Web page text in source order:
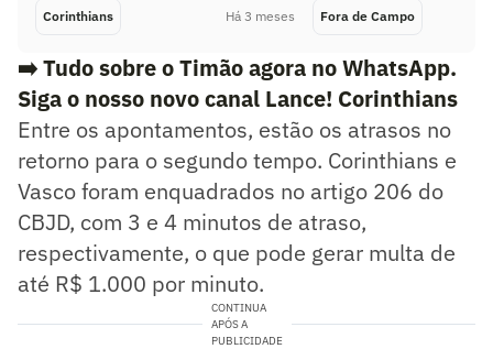
Corinthians Há 3 meses Fora de Campo
➡️ Tudo sobre o Timão agora no WhatsApp.
Siga o nosso novo canal Lance! Corinthians
Entre os apontamentos, estão os atrasos no
retorno para o segundo tempo. Corinthians e
Vasco foram enquadrados no artigo 206 do
CBJD, com 3 e 4 minutos de atraso,
respectivamente, o que pode gerar multa de
até R$ 1.000 por minuto.
CONTINUA
APÓS A
PUBLICIDADE